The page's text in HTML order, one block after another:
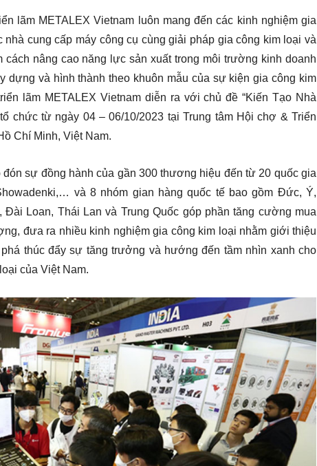
lãm METALEX Vietnam luôn mang đến các kinh nghiệm gia
cung cấp máy công cụ cùng giải pháp gia công kim loại và
cách nâng cao năng lực sản xuất trong môi trường kinh doanh
dựng và hình thành theo khuôn mẫu của sự kiện gia công kim
lãm METALEX Vietnam diễn ra với chủ đề “Kiến Tạo Nhà
chức từ ngày 04 – 06/10/2023 tại Trung tâm Hội chợ & Triển
Chí Minh, Việt Nam.
đón sự đồng hành của gần 300 thương hiệu đến từ 20 quốc gia
và 8 nhóm gian hàng quốc tế bao gồm Đức, Ý,
Đài Loan, Thái Lan và Trung Quốc góp phần tăng cường mua
đưa ra nhiều kinh nghiệm gia công kim loại nhằm giới thiệu
thúc đẩy sự tăng trưởng và hướng đến tầm nhìn xanh cho
của Việt Nam.